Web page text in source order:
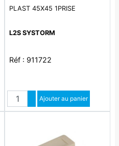
PLAST 45X45 1PRISE
L2S SYSTORM
Réf : 911722
QuantitéAugmenter quantité
Diminuer quantité
Ajouter au panier